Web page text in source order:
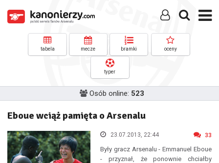
tabela mecze bramki oceny
typer
Osób online: 523
Eboue wciąż pamięta o Arsenalu
23.07.2013, 22:44 33
Były gracz Arsenalu - Emmanuel Eboue
- przyznał, że ponownie chciałby